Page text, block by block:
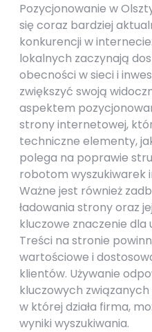
Pozycjonowanie w
się coraz bardziej
konkurencji w
lokalnych zaczynają
obecności w sieci i
zwiększyć swoją
aspektem
strony internetowej,
techniczne elementy,
polega na poprawie
robotom wyszukiwarek
Ważne jest również
ładowania strony oraz
kluczowe znaczenie
Treści na stronie
wartościowe i
klientów. Używanie
kluczowych
w której działa firma,
wyniki wyszukiwania.